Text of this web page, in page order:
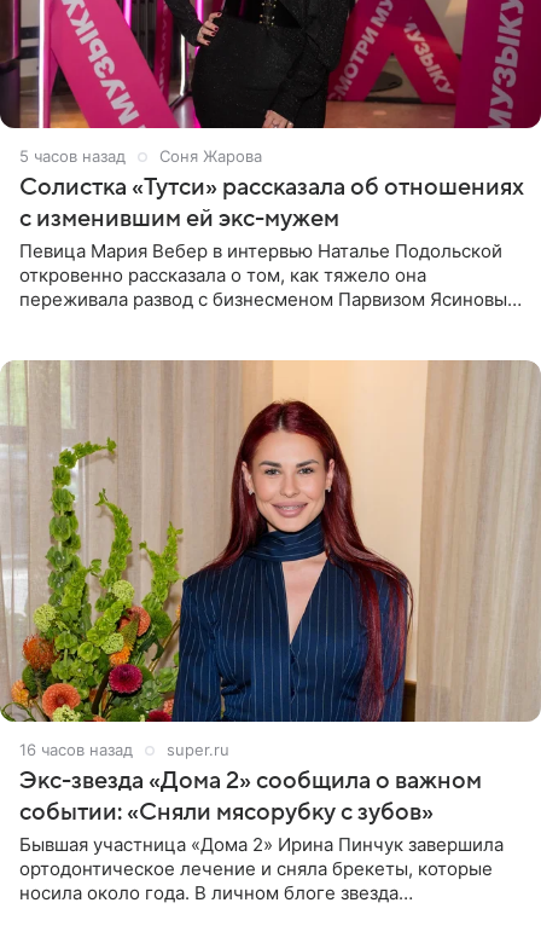
5 часов назад Соня Жарова
Солистка «Тутси» рассказала об отношениях
с изменившим ей экс-мужем
Певица Мария Вебер в интервью Наталье Подольской
откровенно рассказала о том, как тяжело она
переживала развод с бизнесменом Парвизом Ясиновым.
16 часов назад super.ru
Экс-звезда «Дома 2» сообщила о важном
событии: «Сняли мясорубку с зубов»
Бывшая участница «Дома 2» Ирина Пинчук завершила
ортодонтическое лечение и сняла брекеты, которые
носила около года. В личном блоге звезда